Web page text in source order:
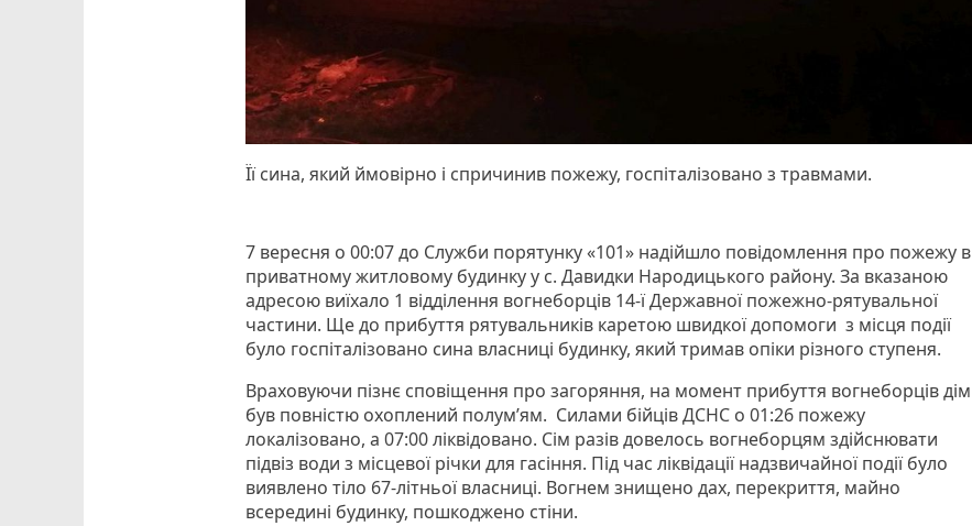
Її сина, який ймовірно і спричинив пожежу, госпіталізовано з травмами.
7 вересня о 00:07 до Служби порятунку «101» надійшло повідомлення про пожежу в
приватному житловому будинку у с. Давидки Народицького району. За вказаною
адресою виїхало 1 відділення вогнеборців 14-ї Державної пожежно-рятувальної
частини. Ще до прибуття рятувальників каретою швидкої допомоги з місця події
було госпіталізовано сина власниці будинку, який тримав опіки різного ступеня.
Враховуючи пізнє сповіщення про загоряння, на момент прибуття вогнеборців дім
був повністю охоплений полум’ям. Силами бійців ДСНС о 01:26 пожежу
локалізовано, а 07:00 ліквідовано. Сім разів довелось вогнеборцям здійснювати
підвіз води з місцевої річки для гасіння. Під час ліквідації надзвичайної події було
виявлено тіло 67-літньої власниці. Вогнем знищено дах, перекриття, майно
всередині будинку, пошкоджено стіни.